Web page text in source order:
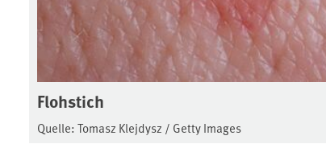
Flohstich
Quelle: Tomasz Klejdysz / Getty Images